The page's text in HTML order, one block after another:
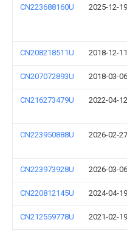
CN223688160U 2025-12-19
CN208218511U 2018-12-11
CN207072893U 2018-03-06
CN216273479U 2022-04-12
CN223950888U 2026-02-27
CN223973928U 2026-03-06
CN220812145U 2024-04-19
CN212559778U 2021-02-19